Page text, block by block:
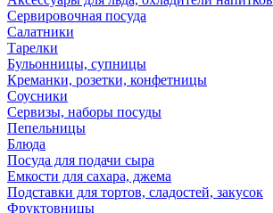
Сервировочная посуда
Салатники
Тарелки
Бульонницы, супницы
Креманки, розетки, конфетницы
Соусники
Сервизы, наборы посуды
Пепельницы
Блюда
Посуда для подачи сыра
Емкости для сахара, джема
Подставки для тортов, сладостей, закусок
Фруктовницы